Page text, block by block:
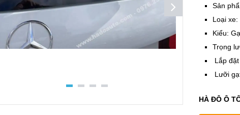
Sản
Loại xe:
Kiểu:
Trọng
Lắp
Lưỡi
HÀ ĐÔ Ô